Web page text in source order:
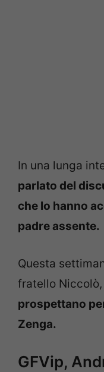
In una lunga
parlato del
che lo hanno
padre assente.
Questa
fratello Niccolò,
prospettano
Zenga.
GFVip,